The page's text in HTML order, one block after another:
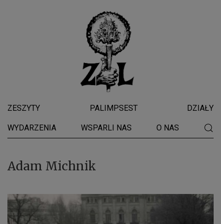
ZESZYTY PALIMPSEST DZIAŁY
WYDARZENIA WSPARLI NAS O NAS
Adam Michnik